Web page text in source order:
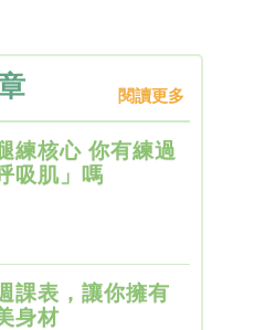
閱讀更多
練核心 你有練過
吸肌」嗎
課表，讓你擁有
身材